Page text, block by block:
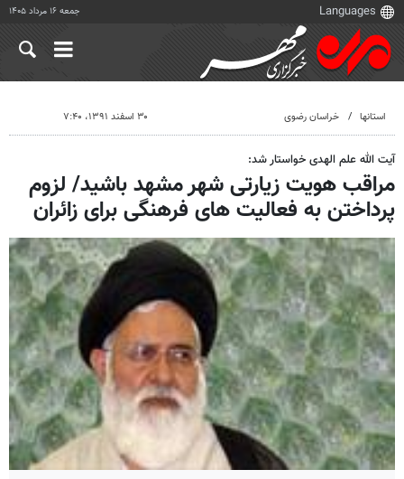
جمعه ۱۶ مرداد ۱۴۰۵
استانها خراسان رضوی ۳۰ اسفند ۱۳۹۱، ۷:۴۰
آیت الله علم الهدی خواستار شد:
مراقب هویت زیارتی شهر مشهد باشید/ لزوم
پرداختن به فعالیت های فرهنگی برای زائران